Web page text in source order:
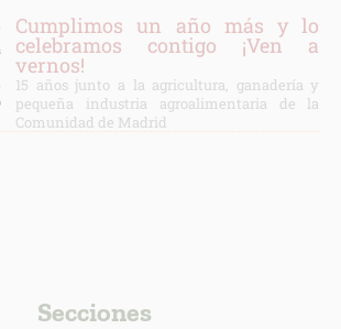
Cumplimos un año más y lo
celebramos contigo ¡Ven a
vernos!
15 años junto a la agricultura, ganadería y
pequeña industria agroalimentaria de la
Comunidad de Madrid
Secciones